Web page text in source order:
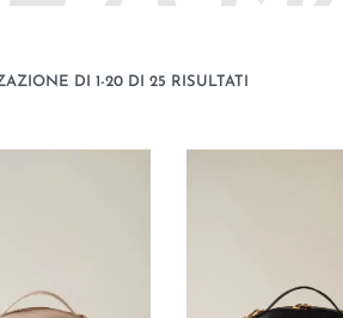
DI 1-20 DI 25 RISULTATI